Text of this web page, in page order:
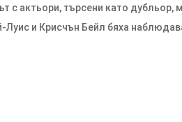
с актьори, търсени като дубльор,
и Крисчън Бейл бяха